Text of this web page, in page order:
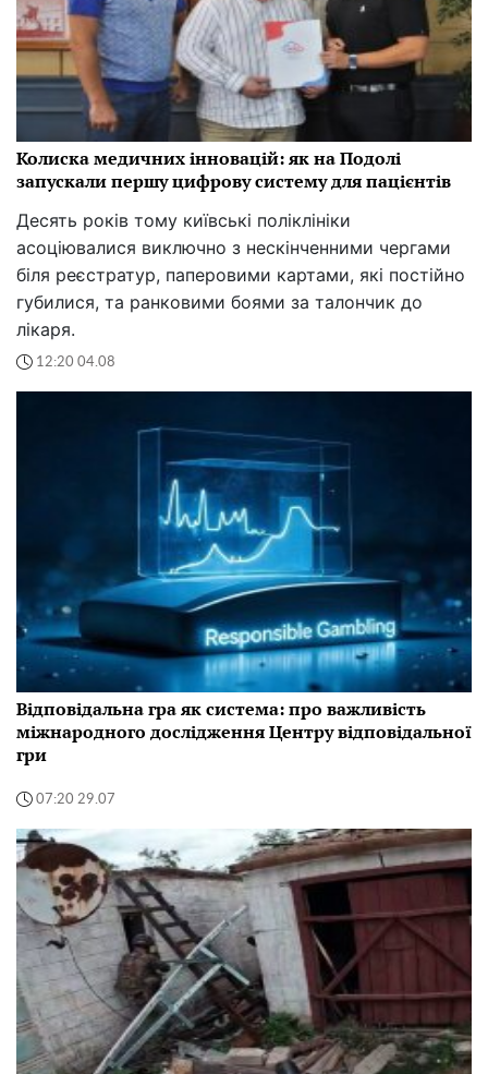
Колиска медичних інновацій: як на Подолі
запускали першу цифрову систему для пацієнтів
Десять років тому київські поліклініки
асоціювалися виключно з нескінченними чергами
біля реєстратур, паперовими картами, які постійно
губилися, та ранковими боями за талончик до
лікаря.
12:20 04.08
Відповідальна гра як система: про важливість
міжнародного дослідження Центру відповідальної
гри
07:20 29.07